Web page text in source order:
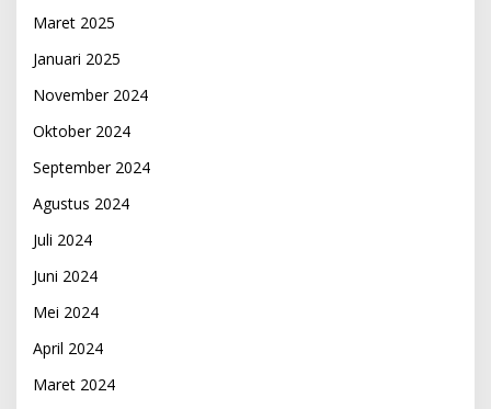
Maret 2025
Januari 2025
November 2024
Oktober 2024
September 2024
Agustus 2024
Juli 2024
Juni 2024
Mei 2024
April 2024
Maret 2024